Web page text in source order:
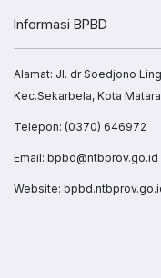
Informasi BPBD
Alamat: Jl. dr Soedjono
Kec.Sekarbela, Kota
Telepon: (0370) 646972
Email: bpbd@ntbprov.go.id
Website: